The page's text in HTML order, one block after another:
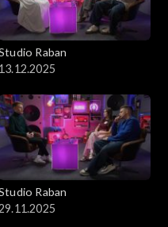
Raban
13.12.2025
Raban